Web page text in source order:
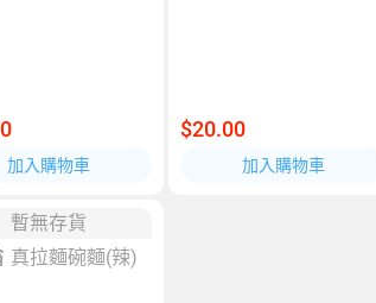
加入購物車
$20.00
加入購物車
暫無存貨
真拉麵碗麵(辣)